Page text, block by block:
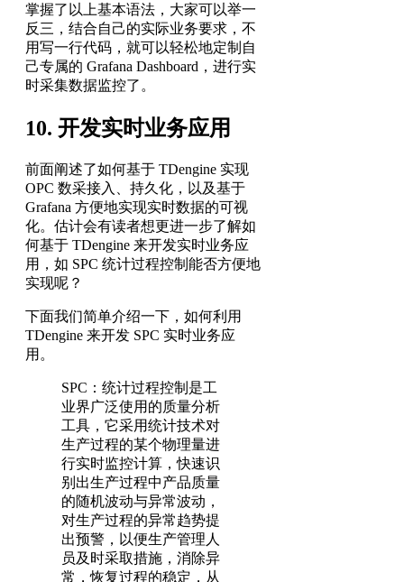
掌握了以上基本语法，大家可以举一
反三，结合自己的实际业务要求，不
用写一行代码，就可以轻松地定制自
己专属的 Grafana Dashboard，进行实
时采集数据监控了。
10. 开发实时业务应用
前面阐述了如何基于 TDengine 实现
OPC 数采接入、持久化，以及基于
Grafana 方便地实现实时数据的可视
化。估计会有读者想更进一步了解如
何基于 TDengine 来开发实时业务应
用，如 SPC 统计过程控制能否方便地
实现呢？
下面我们简单介绍一下，如何利用
TDengine 来开发 SPC 实时业务应
用。
SPC：统计过程控制是工
业界广泛使用的质量分析
工具，它采用统计技术对
生产过程的某个物理量进
行实时监控计算，快速识
别出生产过程中产品质量
的随机波动与异常波动，
对生产过程的异常趋势提
出预警，以便生产管理人
员及时采取措施，消除异
常，恢复过程的稳定，从